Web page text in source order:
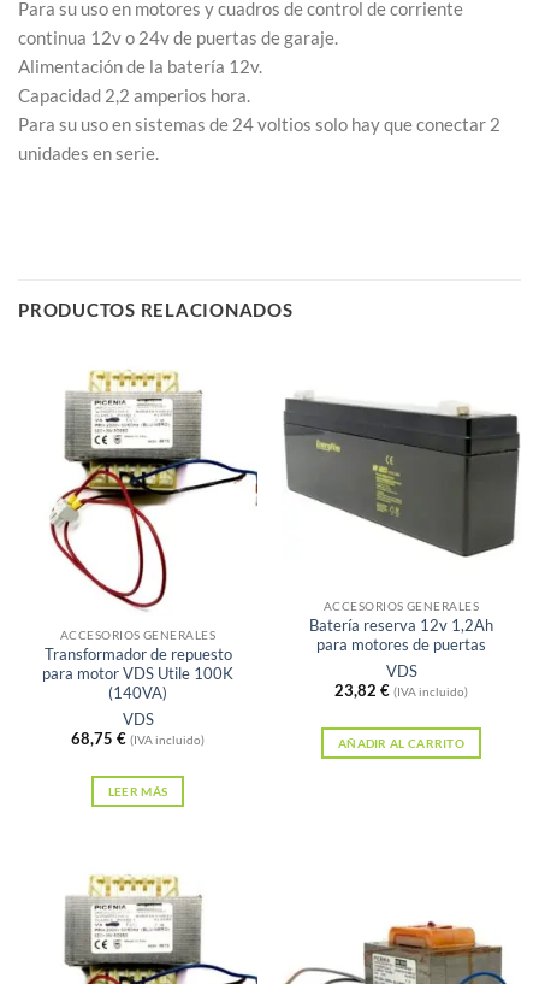
Para su uso en motores y cuadros de control de corriente
continua 12v o 24v de puertas de garaje.
Alimentación de la batería 12v.
Capacidad 2,2 amperios hora.
Para su uso en sistemas de 24 voltios solo hay que conectar 2
unidades en serie.
PRODUCTOS RELACIONADOS
Sin existencias
ACCESORIOS GENERALES
Transformador de repuesto
para motor VDS Utile 100K
(140VA)
VDS
68,75 € (IVA incluido)
LEER MÁS
ACCESORIOS GENERALES
Batería reserva 12v 1,2Ah
para motores de puertas
VDS
23,82 € (IVA incluido)
AÑADIR AL CARRITO